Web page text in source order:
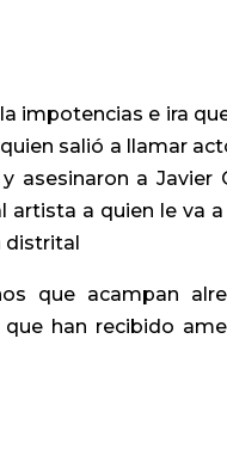
impotencias e ira
salió a llamar
asesinaron a
artista a quien le va
distrital
que acampan
han recibido